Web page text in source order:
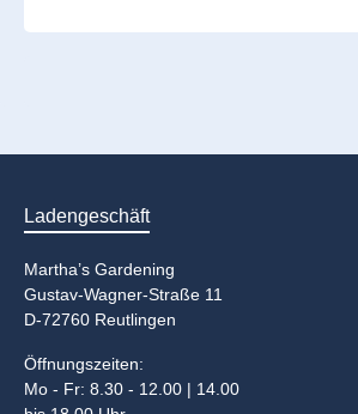
Ladengeschäft
Martha’s Gardening
Gustav-Wagner-Straße 11
D-72760 Reutlingen
Öffnungszeiten:
Mo - Fr: 8.30 - 12.00 | 14.00